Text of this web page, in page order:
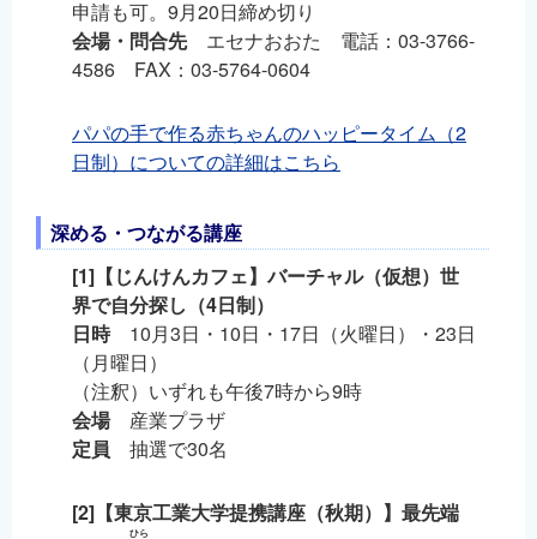
申請も可。9月20日締め切り
会場・問合先エセナおおた 電話：03-3766-
4586 FAX：03-5764-0604
パパの手で作る赤ちゃんのハッピータイム（2
日制）についての詳細はこちら
深める・つながる講座
[1]【じんけんカフェ】バーチャル（仮想）世
界で自分探し（4日制）
日時10月3日・10日・17日（火曜日）・23日
（月曜日）
（注釈）いずれも午後7時から9時
会場産業プラザ
定員 抽選で30名
[2]【東京工業大学提携講座（秋期）】最先端
ひら